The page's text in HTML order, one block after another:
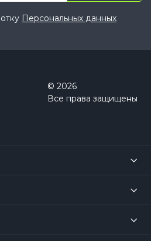
Персональных данных
© 2026
Все права защищены